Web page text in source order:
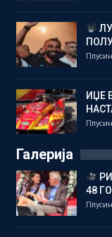
ИЏЕ
Галерија
48